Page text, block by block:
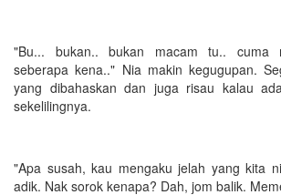
"Bu... bukan.. bukan macam tu.. cuma
seberapa kena.." Nia makin kegugupan.
yang dibahaskan dan juga risau kalau
sekelilingnya.
"Apa susah, kau mengaku jelah yang kita
adik. Nak sorok kenapa? Dah, jom balik.